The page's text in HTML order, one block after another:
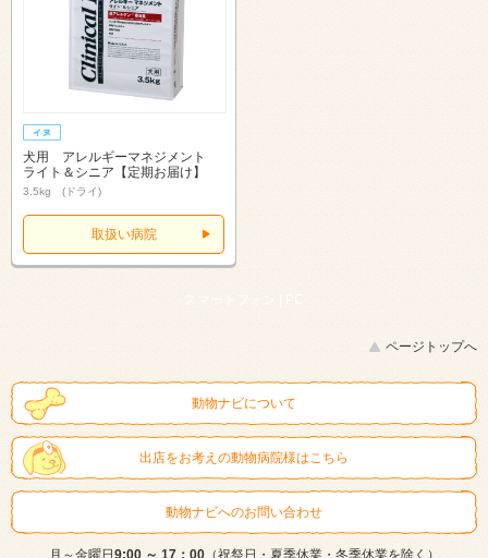
犬用 アレルギーマネジメント
ライト＆シニア【定期お届け】
3.5kg (ドライ)
取扱い病院
スマートフォン | PC
ページトップへ
動物ナビについて
出店をお考えの動物病院様はこちら
動物ナビへのお問い合わせ